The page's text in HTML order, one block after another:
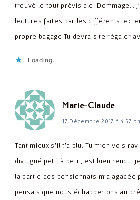
trouvé le tout prévisible. Dommage…
lectures faites par les différents
propre bagage.Tu devrais te régaler
Loading...
Marie-Claudedit :
17 Décembre 2017 à 4:57
Tant mieux s'il t'a plu. Tu m'en vois
divulgué petit à petit, est bien rendu,
la partie des pensionnats m'a agacée
pensais que nous échapperions au